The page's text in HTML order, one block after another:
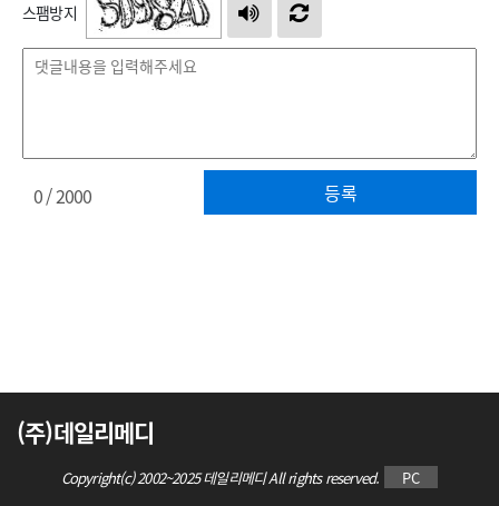
스팸방지
등록
0/ 2000
(주)데일리메디
Copyright(c) 2002~2025 데일리메디 All rights reserved. PC